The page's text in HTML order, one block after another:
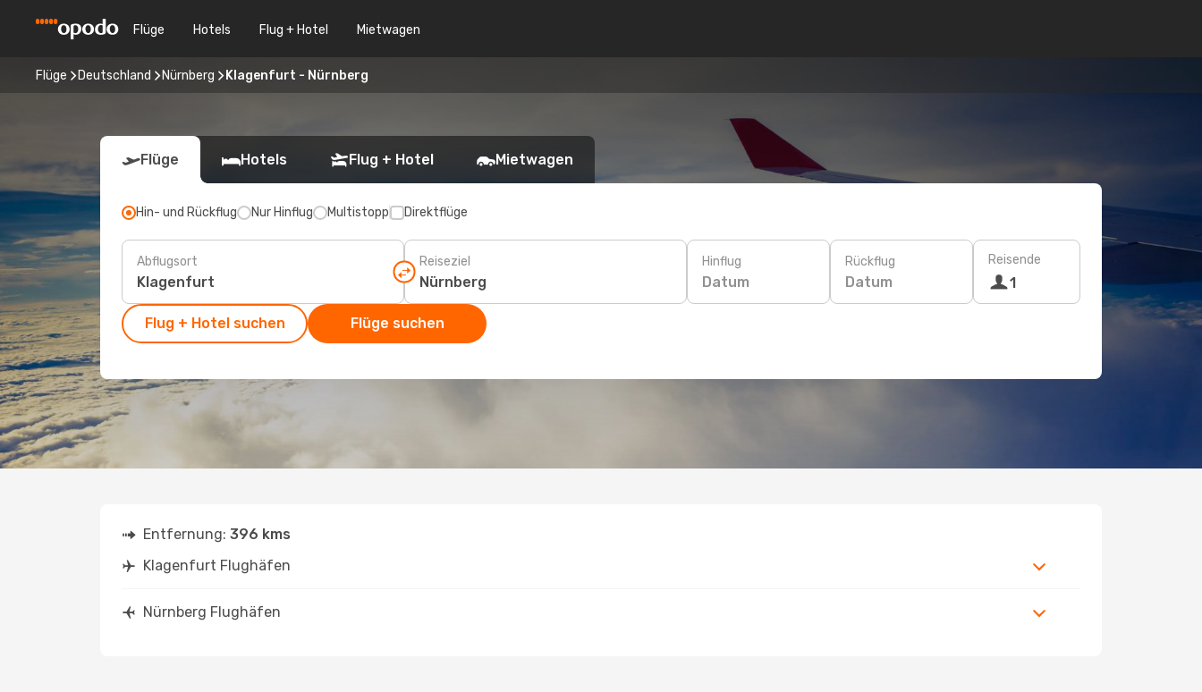
Flüge Hotels Flug + Hotel Mietwagen
Flüge Deutschland Nürnberg Klagenfurt - Nürnberg
Flüge Hotels Flug + Hotel Mietwagen
Hin- und Rückflug Nur Hinflug Multistopp Direktflüge
Abflugsort Reiseziel Hinflug
Datum
Rückflug
Datum
Reisende
1
Flug + Hotel suchen Flüge suchen
Entfernung: 396 kms
Klagenfurt Flughäfen
Nürnberg Flughäfen